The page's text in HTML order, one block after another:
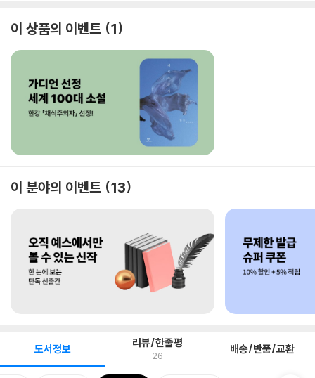
이 상품의 이벤트 1
이 분야의 이벤트 13
도서정보 리뷰/한줄평
26 배송/반품/교환